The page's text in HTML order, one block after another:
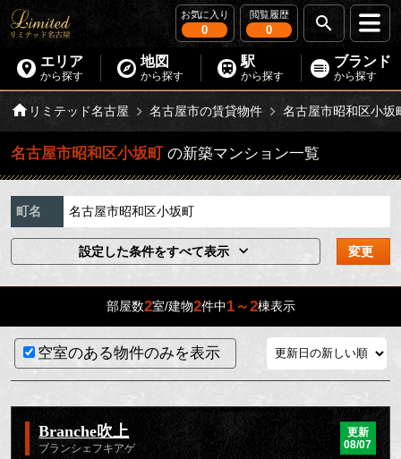
お気に入り
0
閲覧履歴
0
エリア
から探す
地図
から探す
駅
から探す
ブランド
から探す
リミテッド名古屋 名古屋市の賃貸物件 名古屋市昭和区小坂
名古屋市昭和区小坂町 の新築マンション一覧
町名 名古屋市昭和区小坂町
設定した条件をすべて表示 変更
部屋数2室/建物2件中1～2棟表示
空室のある物件のみを表示
Branche吹上
ブランシェフキアゲ
更新
08/07